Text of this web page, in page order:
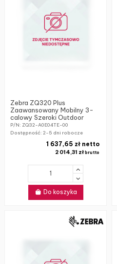
Zebra ZQ320 Plus
Zaawansowany Mobilny 3-
calowy Szeroki Outdoor
P/N: ZQ32-A0E04TE-00
Dostępność:2-5 dni robocze
2 014,31 zł brutto
1 637,65 zł netto
Do koszyka